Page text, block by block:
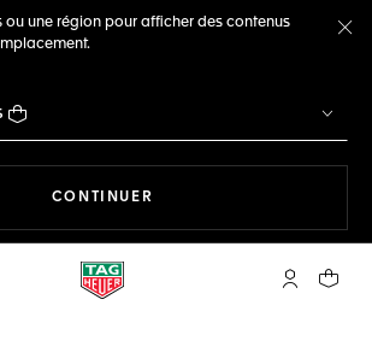
ou une région pour afficher des contenus
CONTINUER
de recherche Compte My
Votre